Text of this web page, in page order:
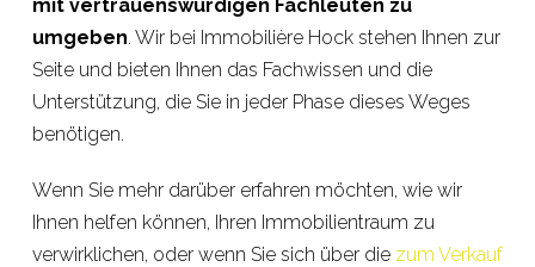
mit vertrauenswürdigen Fachleuten zu
umgeben. Wir bei Immobilière Hock stehen Ihnen zur
Seite und bieten Ihnen das Fachwissen und die
Unterstützung, die Sie in jeder Phase dieses Weges
benötigen.
Wenn Sie mehr darüber erfahren möchten, wie wir
Ihnen helfen können, Ihren Immobilientraum zu
verwirklichen, oder wenn Sie sich über die zum Verkauf